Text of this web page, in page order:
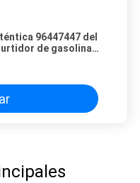
96447447 del
de gasolina